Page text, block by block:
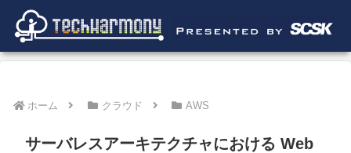
ホーム クラウド AWS
サーバレスアーキテクチャにおける Web